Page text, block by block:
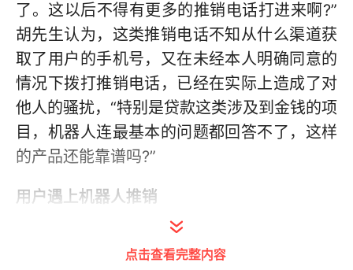
了。这以后不得有更多的推销电话打进来啊?”
胡先生认为，这类推销电话不知从什么渠道获
取了用户的手机号，又在未经本人明确同意的
情况下拨打推销电话，已经在实际上造成了对
他人的骚扰，“特别是贷款这类涉及到金钱的项
目，机器人连最基本的问题都回答不了，这样
的产品还能靠谱吗?”
用户遇上机器人推销
这通电话是2月16日下午打到胡先生是手机上
的，一开始他只以为这是个普通的推销电话，
点击查看完整内容